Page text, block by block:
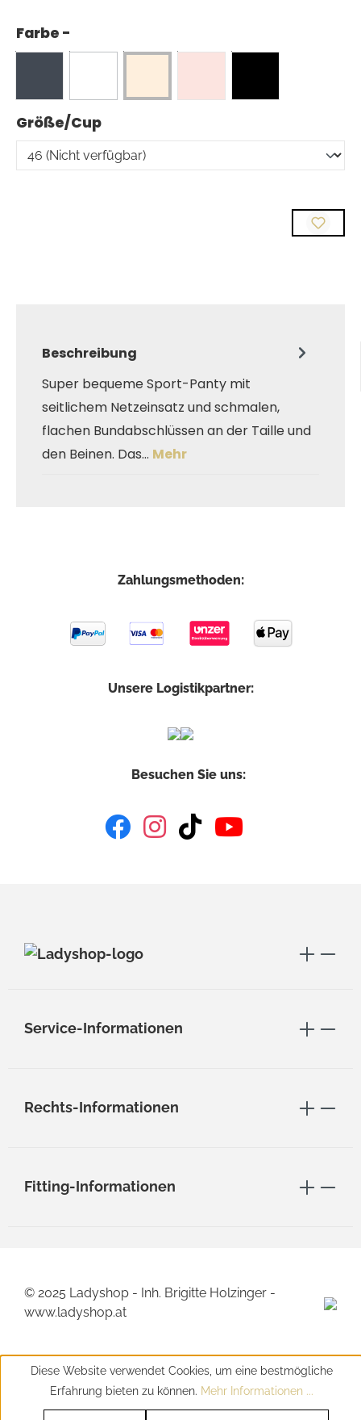
Farbe -
Größe/Cupauswählen
Beschreibung
Super bequeme Sport-Panty mit
seitlichem Netzeinsatz und schmalen,
flachen Bundabschlüssen an der Taille und
den Beinen. Das… Mehr
Zahlungsmethoden:
Unsere Logistikpartner:
Besuchen Sie uns:
Service-Informationen
Rechts-Informationen
Fitting-Informationen
© 2025 Ladyshop - Inh. Brigitte Holzinger -
www.ladyshop.at
Diese Website verwendet Cookies, um eine bestmögliche
Erfahrung bieten zu können. Mehr Informationen ...